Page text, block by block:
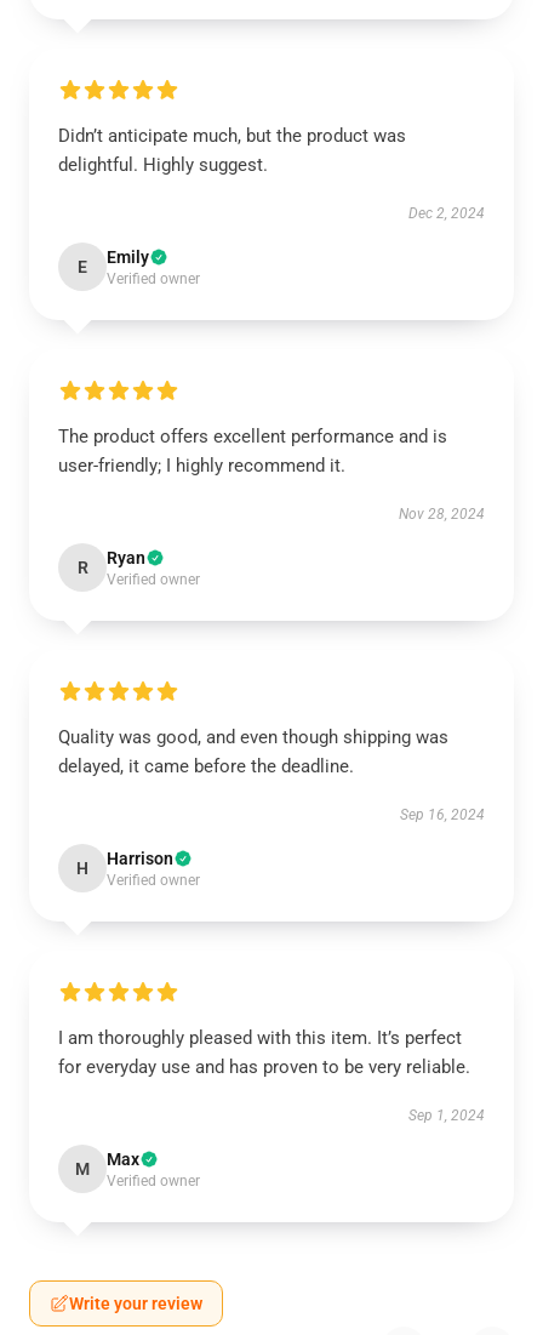
Didn’t anticipate much, but the product was
delightful. Highly suggest.
Dec 2, 2024
E Emily
Verified owner
The product offers excellent performance and is
user-friendly; I highly recommend it.
Nov 28, 2024
R Ryan
Verified owner
Quality was good, and even though shipping was
delayed, it came before the deadline.
Sep 16, 2024
H Harrison
Verified owner
I am thoroughly pleased with this item. It’s perfect
for everyday use and has proven to be very reliable.
Sep 1, 2024
M Max
Verified owner
Write your review